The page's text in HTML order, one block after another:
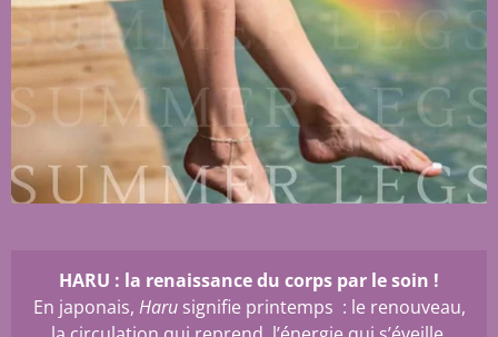
HARU : la renaissance du corps par le soin !
En japonais, Harusignifie printemps : le renouveau,